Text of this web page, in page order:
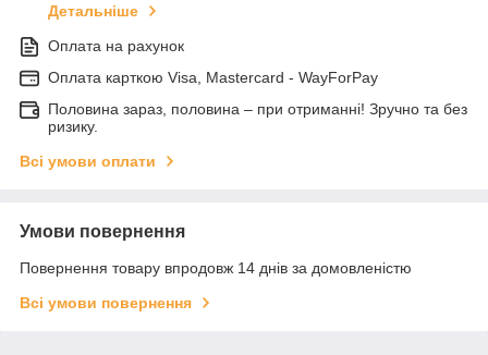
Детальніше
Оплата на рахунок
Оплата карткою Visa, Mastercard - WayForPay
Половина зараз, половина – при отриманні! Зручно та без
ризику.
Всі умови оплати
Умови повернення
Повернення товару впродовж 14 днів за домовленістю
Всі умови повернення